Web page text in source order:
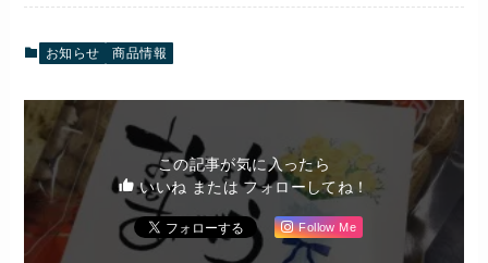
お知らせ 商品情報
この記事が気に入ったら
いいね または フォローしてね！
Follow Me